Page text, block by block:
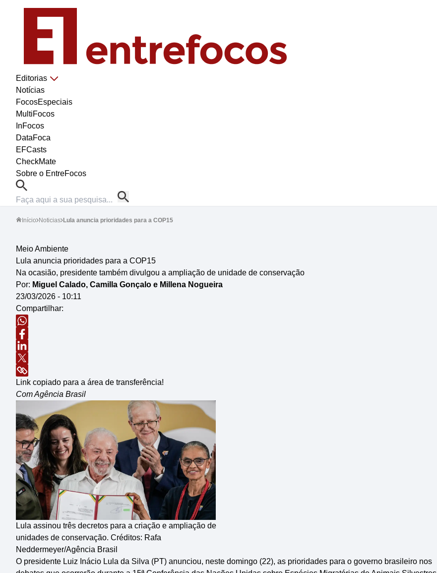
Editorias
Notícias
FocosEspeciais
MultiFocos
InFocos
DataFoca
EFCasts
CheckMate
Sobre o EntreFocos
Início Noticias Lula anuncia prioridades para a COP15
Meio Ambiente
Lula anuncia prioridades para a COP15
Na ocasião, presidente também divulgou a ampliação de unidade de conservação
Por: Miguel Calado, Camilla Gonçalo e Millena Nogueira
23/03/2026 - 10:11
Compartilhar:
Link copiado para a área de transferência!
Com Agência Brasil
Lula assinou três decretos para a criação e ampliação de
unidades de conservação. Créditos: Rafa
Neddermeyer/Agência Brasil
O presidente Luiz Inácio Lula da Silva (PT) anunciou, neste domingo (22), as prioridades para o governo brasileiro nos